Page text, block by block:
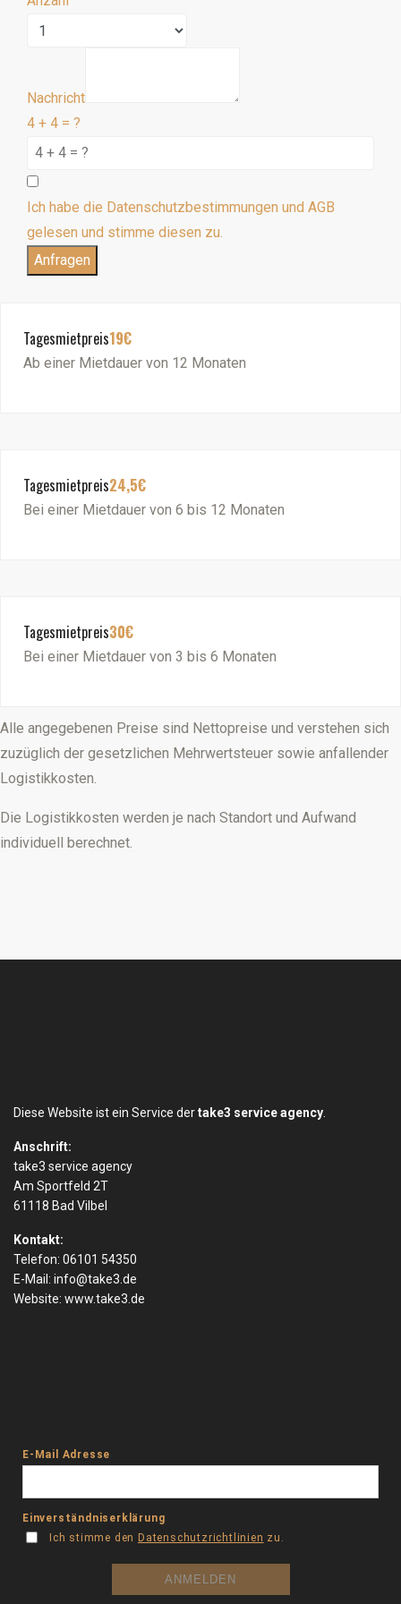
Nachricht
4 + 4 = ?
Ich habe die Datenschutzbestimmungen und AGB
gelesen und stimme diesen zu.
Anfragen
Tagesmietpreis19€
Ab einer Mietdauer von 12 Monaten
Tagesmietpreis24,5€
Bei einer Mietdauer von 6 bis 12 Monaten
Tagesmietpreis30€
Bei einer Mietdauer von 3 bis 6 Monaten
Alle angegebenen Preise sind Nettopreise und verstehen sich
zuzüglich der gesetzlichen Mehrwertsteuer sowie anfallender
Logistikkosten.
Die Logistikkosten werden je nach Standort und Aufwand
individuell berechnet.
Diese Website ist ein Service dertake3 service agency
Anschrift:
take3 service agency
Am Sportfeld 2T
61118 Bad Vilbel
Kontakt:
Telefon: 06101 54350
E-Mail: info@take3.de
Website: www.take3.de